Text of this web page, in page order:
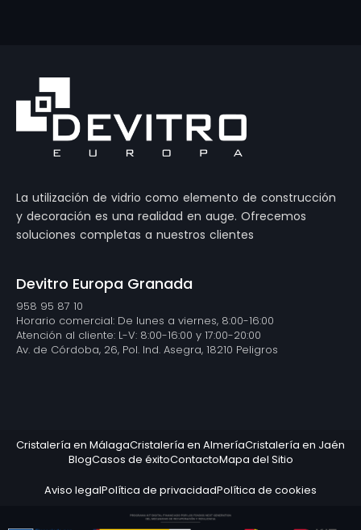
La utilización de vidrio como elemento de construcción
y decoración es una realidad en auge. Ofrecemos
soluciones completas a nuestros clientes
Devitro Europa Granada
958 95 87 10
Horario comercial: De lunes a viernes, 8:00-16:00
Atención al cliente: L-V: 8:00-16:00 y 17:00-20:00
Av. de Córdoba, 26, Pol. Ind. Asegra, 18210 Peligros
Cristalería en MálagaCristalería en AlmeríaCristalería en Jaén
BlogCasos de éxitoContactoMapa del Sitio
Aviso legalPolítica de privacidadPolítica de cookies